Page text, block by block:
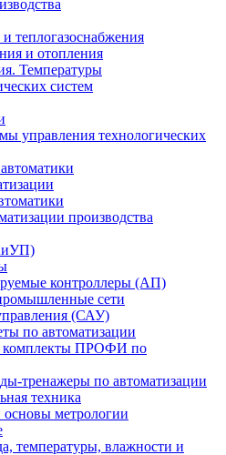
теплогазоснабжения
и отопления
Температуры
систем
управления технологических
производства
контроллеры (АП)
сети
(САУ)
по автоматизации
комплекты ПРОФИ по
тренажеры по автоматизации
техника
основы метрологии
температуры, влажности и